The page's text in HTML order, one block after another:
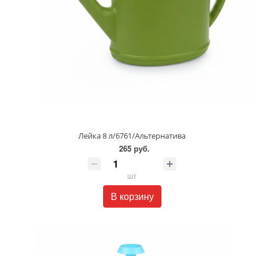
Лейка 8 л/6761/Альтернатива
265 руб.
шт
В корзину